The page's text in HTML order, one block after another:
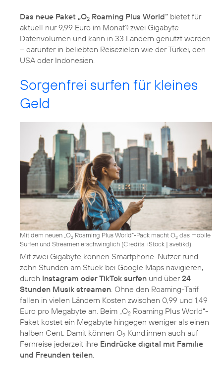
Das neue Paket „O2 Roaming Plus World“ bietet für
aktuell nur 9,99 Euro im Monat1) zwei Gigabyte
Datenvolumen und kann in 33 Ländern genutzt werden
– darunter in beliebten Reisezielen wie der Türkei, den
USA oder Indonesien.
Sorgenfrei surfen für kleines
Geld
Mit dem neuen „O2 Roaming Plus World“-Pack macht O2 das mobile
Surfen und Streamen erschwinglich (Credits: iStock | svetikd)
Mit zwei Gigabyte können Smartphone-Nutzer rund
zehn Stunden am Stück bei Google Maps navigieren,
durch Instagram oder TikTok surfen und über24
Stunden Musik streamen. Ohne den Roaming-Tarif
fallen in vielen Ländern Kosten zwischen 0,99 und 1,49
Euro pro Megabyte an. Beim „O2 Roaming Plus World“-
Paket kostet ein Megabyte hingegen weniger als einen
halben Cent. Damit können O2 Kund:innen auch auf
Fernreise jederzeit ihre Eindrücke digital mit Familie
und Freunden teilen.